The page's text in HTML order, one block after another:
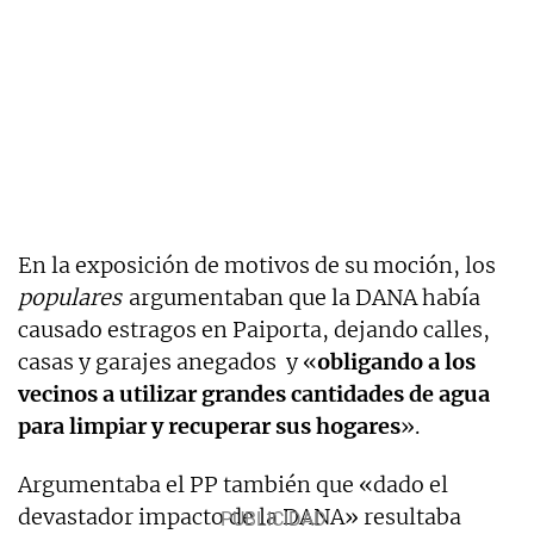
En la exposición de motivos de su moción, los
populares argumentaban que la DANA había
causado estragos en Paiporta, dejando calles,
casas y garajes anegados y «obligando a los
vecinos a utilizar grandes cantidades de agua
para limpiar y recuperar sus hogares».
Argumentaba el PP también que «dado el
devastador impacto de la DANA» resultaba